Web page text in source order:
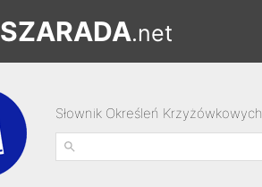
SZARADA.net
Słownik Określeń Krzyżówkowych